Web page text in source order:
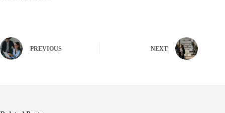
PREVIOUS NEXT